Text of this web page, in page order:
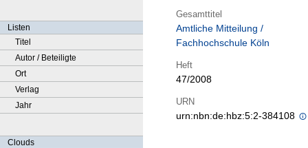
Listen
Titel
Autor / Beteiligte
Ort
Verlag
Jahr
Clouds
Gesamttitel
Amtliche Mitteilung /
Fachhochschule Köln
Heft
47/2008
URN
urn:nbn:de:hbz:5:2-384108